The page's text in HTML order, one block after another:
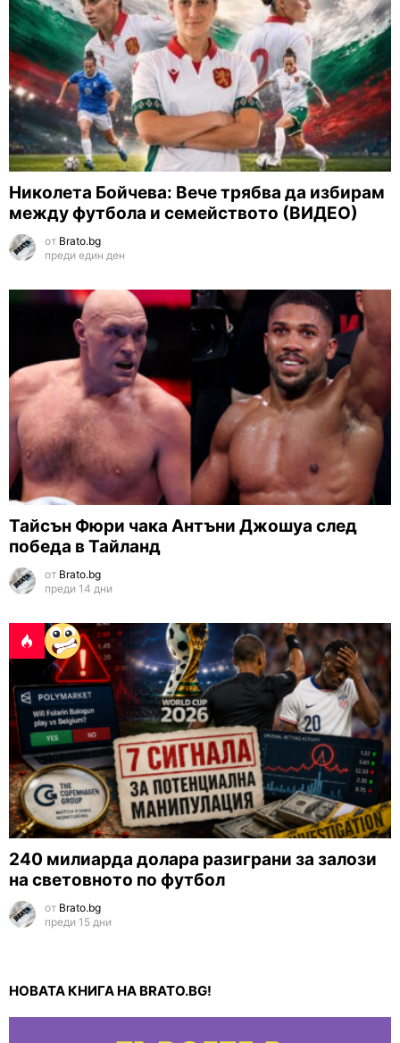
Николета Бойчева: Вече трябва да избирам
между футбола и семейството (ВИДЕО)
от Brato.bg
преди един ден
Тайсън Фюри чака Антъни Джошуа след
победа в Тайланд
от Brato.bg
преди 14 дни
240 милиарда долара разиграни за залози
на световното по футбол
от Brato.bg
преди 15 дни
НОВАТА КНИГА НА BRATO.BG!